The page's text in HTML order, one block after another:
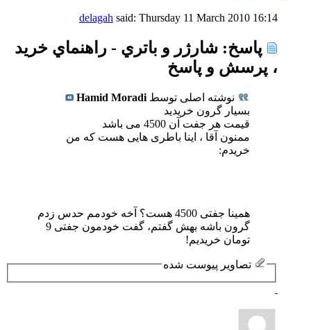
delagah said: Thursday 11 March 2010 16:14
پاسخ: شارژر و باتري - راهنماي خريد
، پرسش و پاسخ
نوشته اصلی توسط Hamid Moradi
بسیار گرون خریدید
قیمت هر جفت آن 4500 می باشد
ممنون آقا ، اینا باطری هایی هست که من
خریدم:
همینا جفتی 4500 هست؟ آخه خودمم حدس زدم
گرون باشه بهش گفتم، گفت خودمون جفتی 9
تومان خریدیم!
تصاویر پیوست شده